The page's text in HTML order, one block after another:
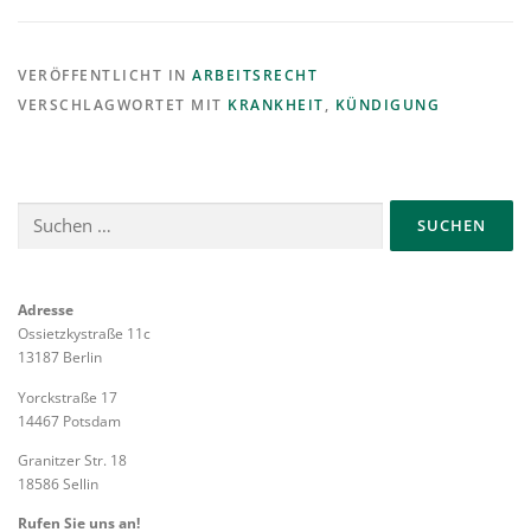
VERÖFFENTLICHT IN ARBEITSRECHT
VERSCHLAGWORTET MIT KRANKHEIT, KÜNDIGUNG
nach:
Adresse
Ossietzkystraße 11c
13187 Berlin
Yorckstraße 17
14467 Potsdam
Granitzer Str. 18
18586 Sellin
Rufen Sie uns an!